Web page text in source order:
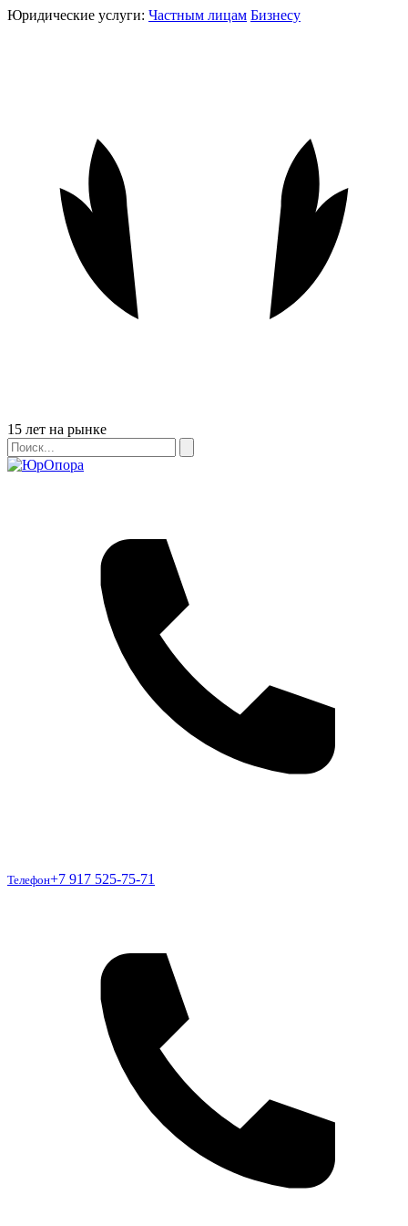
Юридические услуги: Частным лицам Бизнесу
Бейдж
15 лет на рынке
Поиск
Поиск
Телефон
Телефон+7 917 525-75-71